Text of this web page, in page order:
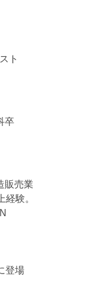
ト
卒
販売業
験。
登場